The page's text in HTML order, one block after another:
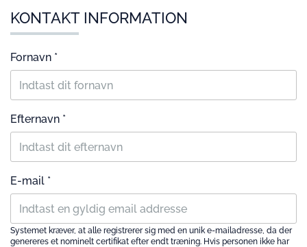
KONTAKT INFORMATION
Fornavn *
Efternavn *
E-mail *
Systemet kræver, at alle registrerer sig med en unik e-mailadresse, da der
genereres et nominelt certifikat efter endt træning. Hvis personen ikke har